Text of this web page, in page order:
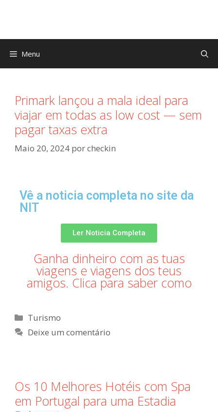
Menu
Primark lançou a mala ideal para
viajar em todas as low cost — sem
pagar taxas extra
Maio 20, 2024 porcheckin
Vê a noticia completa no site da
NIT
Ler Noticia Completa
Ganha dinheiro com as tuas
viagens e viagens dos teus
amigos. Clica para saber como​
Turismo
Deixe um comentário
Os 10 Melhores Hotéis com Spa
em Portugal para uma Estadia